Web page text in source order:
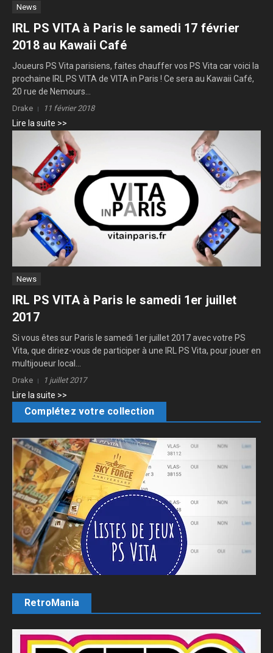
News
IRL PS VITA à Paris le samedi 17 février
2018 au Kawaii Café
Joueurs PS Vita parisiens, faites chauffer vos PS Vita car voici la
prochaine IRL PS VITA de VITA in Paris ! Ce sera au Kawaii Café,
20 rue de Nemours...
Drake 11 février 2018
Lire la suite >>
News
IRL PS VITA à Paris le samedi 1er juillet
2017
Si vous êtes sur Paris le samedi 1er juillet 2017 avec votre PS
Vita, que diriez-vous de participer à une IRL PS Vita, pour jouer en
multijoueur local...
Drake 1 juillet 2017
Lire la suite >>
Complétez votre collection
RetroMania